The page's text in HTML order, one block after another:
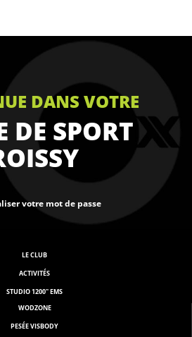
DANS VOTRE
DE SPORT
votre mot de passe
LE CLUB
ACTIVITÉS
STUDIO 1200" EMS
WODZONE
PESÉE VISBODY